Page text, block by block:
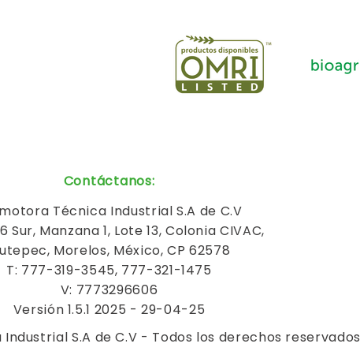
Contáctanos:
Técnica Industrial S.A de C.V
Sur, Manzana 1, Lote 13, Colonia CIVAC,
Morelos, México, CP 62578
T: 777-319-3545, 777-321-1475
V: 7773296606
Versión 1.5.1 2025 - 29-04-25
S.A de C.V - Todos los derechos reservados